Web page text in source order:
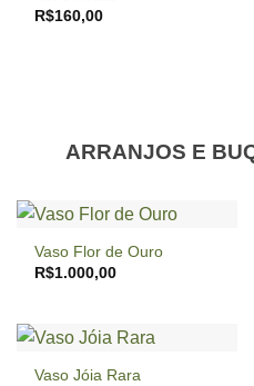
R$160,00
ARRANJOS E
Vaso Flor de Ouro
R$1.000,00
Vaso Jóia Rara